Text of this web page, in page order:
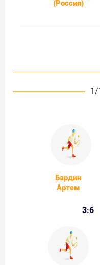
(Россия)
1/
Бардин
Артем
3:6